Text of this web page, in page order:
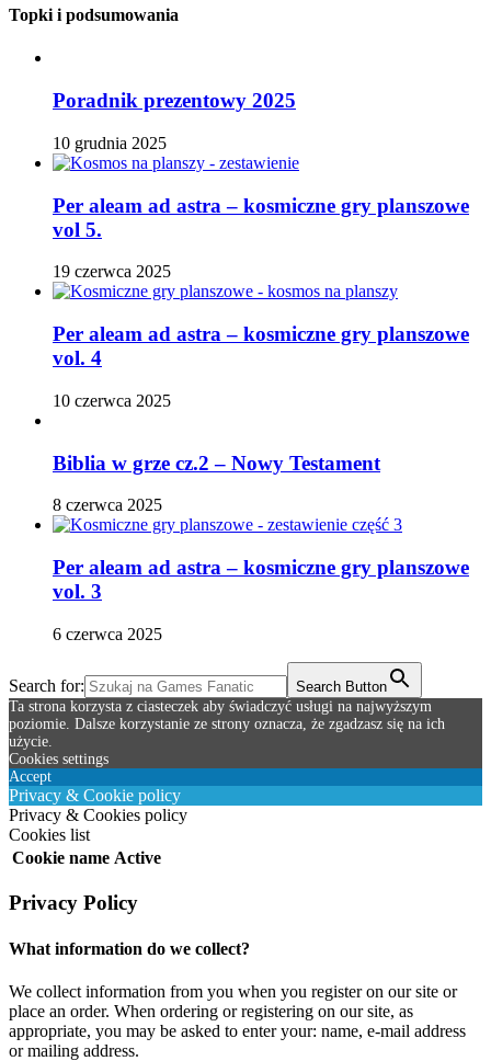
Topki i podsumowania
Poradnik prezentowy 2025
10 grudnia 2025
Per aleam ad astra – kosmiczne gry planszowe
vol 5.
19 czerwca 2025
Per aleam ad astra – kosmiczne gry planszowe
vol. 4
10 czerwca 2025
Biblia w grze cz.2 – Nowy Testament
8 czerwca 2025
Per aleam ad astra – kosmiczne gry planszowe
vol. 3
6 czerwca 2025
Search for:
Search Button
Ta strona korzysta z ciasteczek aby świadczyć usługi na najwyższym
poziomie. Dalsze korzystanie ze strony oznacza, że zgadzasz się na ich
użycie.
Cookies settings
Accept
Privacy & Cookie policy
Privacy & Cookies policy
Cookies list
Cookie name Active
Privacy Policy
What information do we collect?
We collect information from you when you register on our site or
place an order. When ordering or registering on our site, as
appropriate, you may be asked to enter your: name, e-mail address
or mailing address.